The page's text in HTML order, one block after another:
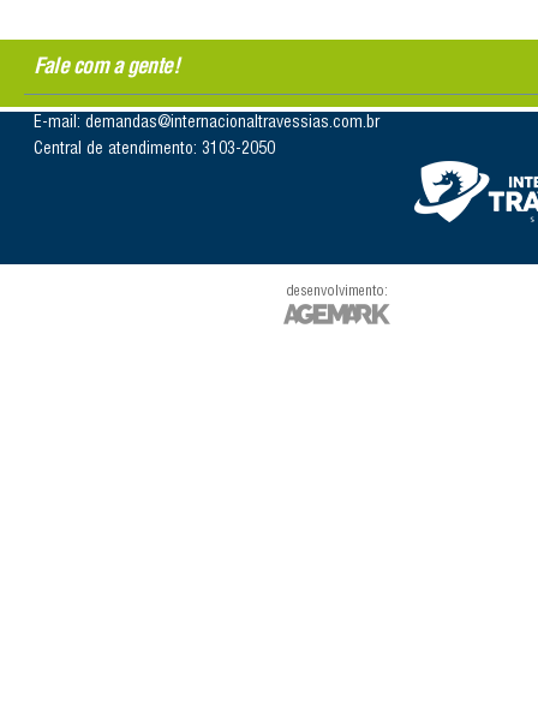
Fale com a gente!
E-mail: demandas@internacionaltravessias.com.br
Central de atendimento: 3103-2050
desenvolvimento: